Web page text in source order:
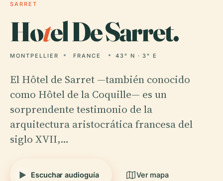
SARRET
Hotel De Sarret.
MONTPELLIER FRANCE 43° N · 3° E
El Hôtel de Sarret —también conocido
como Hôtel de la Coquille— es un
sorprendente testimonio de la
arquitectura aristocrática francesa del
siglo XVII,…
Escuchar audioguía Ver mapa